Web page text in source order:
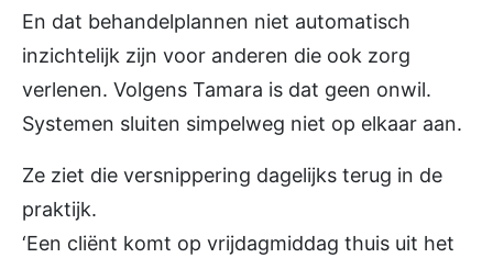
En dat behandelplannen niet automatisch
inzichtelijk zijn voor anderen die ook zorg
verlenen. Volgens Tamara is dat geen onwil.
Systemen sluiten simpelweg niet op elkaar aan.
Ze ziet die versnippering dagelijks terug in de
praktijk.
‘Een cliënt komt op vrijdagmiddag thuis uit het